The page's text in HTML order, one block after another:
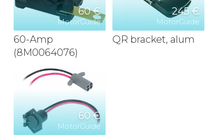
60 €
MotorGuide
60-Amp
(8M0064076)
245 €
MotorGuide
QR bracket, alum
60 €
MotorGuide